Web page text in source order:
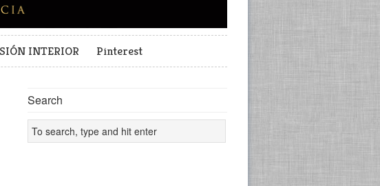
INTERIOR Pinterest
Search